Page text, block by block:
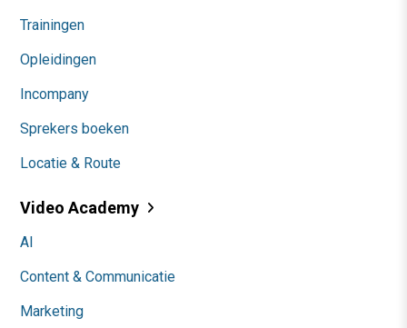
Trainingen
Opleidingen
Incompany
Sprekers boeken
Locatie & Route
Video Academy
AI
Content & Communicatie
Marketing